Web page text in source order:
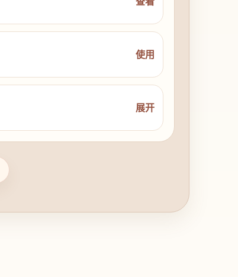
使用
展开